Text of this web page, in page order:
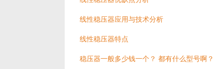
线性稳压器应用与技术分析
线性稳压器特点
稳压器一般多少钱一个？ 都有什么型号啊？